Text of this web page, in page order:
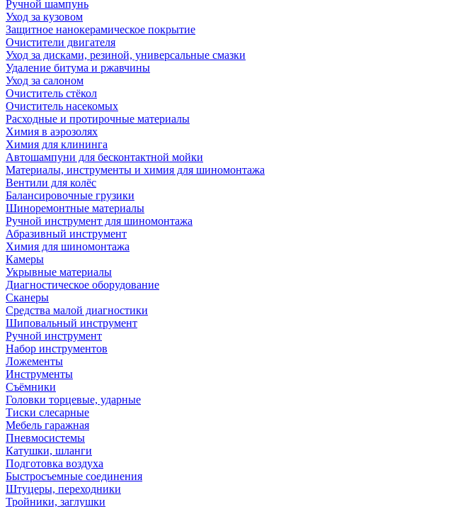
Ручной шампунь
Уход за кузовом
Защитное нанокерамическое покрытие
Очистители двигателя
Уход за дисками, резиной, универсальные смазки
Удаление битума и ржавчины
Уход за салоном
Очиститель стёкол
Очиститель насекомых
Расходные и протирочные материалы
Химия в аэрозолях
Химия для клининга
Автошампуни для бесконтактной мойки
Материалы, инструменты и химия для шиномонтажа
Вентили для колёс
Балансировочные грузики
Шиноремонтные материалы
Ручной инструмент для шиномонтажа
Абразивный инструмент
Химия для шиномонтажа
Камеры
Укрывные материалы
Диагностическое оборудование
Сканеры
Средства малой диагностики
Шиповальный инструмент
Ручной инструмент
Набор инструментов
Ложементы
Инструменты
Съёмники
Головки торцевые, ударные
Тиски слесарные
Мебель гаражная
Пневмосистемы
Катушки, шланги
Подготовка воздуха
Быстросъемные соединения
Штуцеры, переходники
Тройники, заглушки